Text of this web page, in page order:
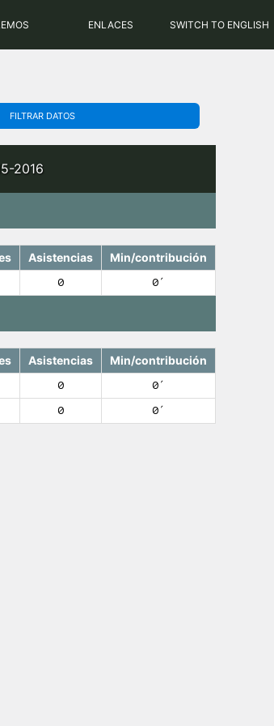
ENLACES SWITCH TO ENGLISH
FILTRAR DATOS
2016
Asistencias
Min/contribución
0 0′
Asistencias
Min/contribución
0
0′
0 0′